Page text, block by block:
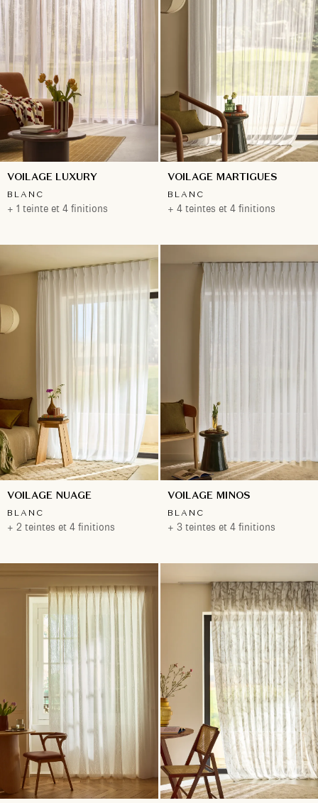
VOILAGE LUXURY
BLANC
+ 1 teinte et 4 finitions
VOILAGE MARTIGUES
BLANC
+ 4 teintes et 4 finitions
VOILAGE NUAGE
BLANC
+ 2 teintes et 4 finitions
VOILAGE MINOS
BLANC
+ 3 teintes et 4 finitions